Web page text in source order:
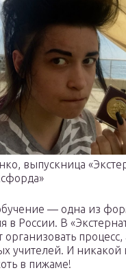
выпускница
— одна из
в России. В
организовать процесс,
учителей. И
в пижаме!